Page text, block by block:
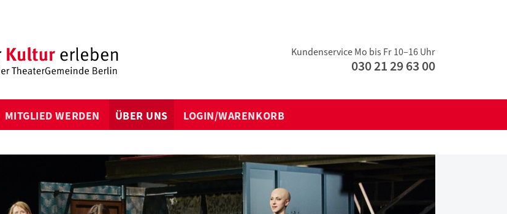
Kundenservice Mo bis Fr 10–16 Uhr
030 21 29 63 00
MITGLIED WERDEN ÜBER UNS LOGIN/WARENKORB